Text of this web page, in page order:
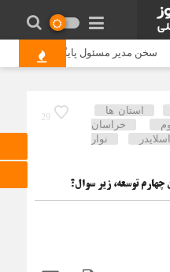
سخن مدیر مسئول پایگاه خبری
29
استان ها
خراسان
نوار
توسعه، زیر سوال؟